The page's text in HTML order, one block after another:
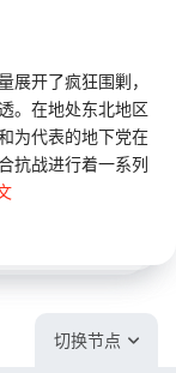
开了疯狂围剿，
。在地处东北地区
为代表的地下党在
抗战进行着一系列
切换节点